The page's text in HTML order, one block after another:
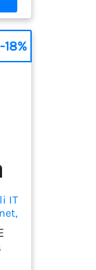
IT
-18%